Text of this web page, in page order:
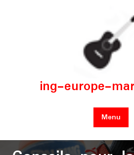
ing-europe-
Menu